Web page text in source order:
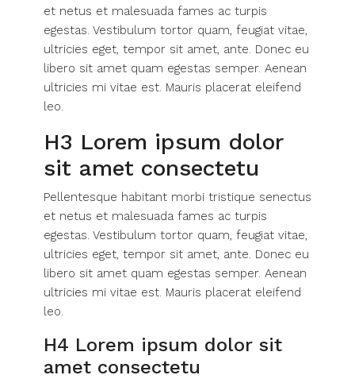
et netus et malesuada fames ac turpis
egestas. Vestibulum tortor quam, feugiat vitae,
ultricies eget, tempor sit amet, ante. Donec eu
libero sit amet quam egestas semper. Aenean
ultricies mi vitae est. Mauris placerat eleifend
leo.
H3 Lorem ipsum dolor
sit amet consectetu
Pellentesque habitant morbi tristique senectus
et netus et malesuada fames ac turpis
egestas. Vestibulum tortor quam, feugiat vitae,
ultricies eget, tempor sit amet, ante. Donec eu
libero sit amet quam egestas semper. Aenean
ultricies mi vitae est. Mauris placerat eleifend
leo.
H4 Lorem ipsum dolor sit
amet consectetu